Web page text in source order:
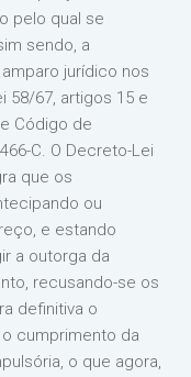
pelo qual se
sendo, a
amparo jurídico nos
58/67, artigos 15 e
Código de
C. O Decreto-Lei
que os
ou
e estando
a outorga da
recusando-se os
definitiva o
cumprimento da
o que agora,